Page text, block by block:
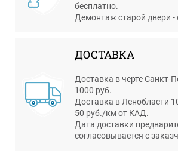
бесплатно.
Демонтаж старой двери -
ДОСТАВКА
Доставка в черте Санкт-
1000 руб.
Доставка в Ленобласти
50 руб./км от КАД.
Дата доставки
согласовывается с